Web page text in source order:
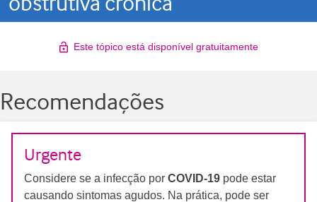
Este tópico está disponível gratuitamente
Recomendações
Urgente
Considere se a infecção por COVID-19 pode estar
causando sintomas agudos. Na prática, pode ser